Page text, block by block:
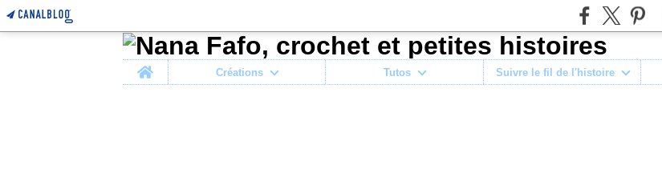
Home
Créations Tutos Suivre le fil de l'histoire